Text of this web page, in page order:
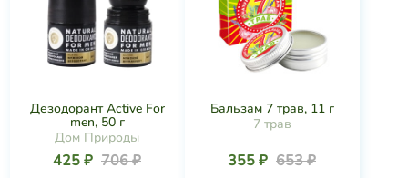
Дезодорант Active For
men, 50 г
Дом Природы
425 ₽ 706 ₽
Бальзам 7 трав, 11 г
7 трав
355 ₽ 653 ₽